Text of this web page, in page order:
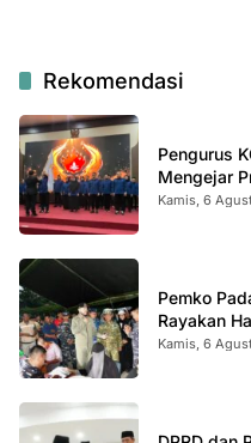
Rekomendasi
Pengurus
Mengejar
Kamis, 6
Pemko
Rayakan
Kamis, 6